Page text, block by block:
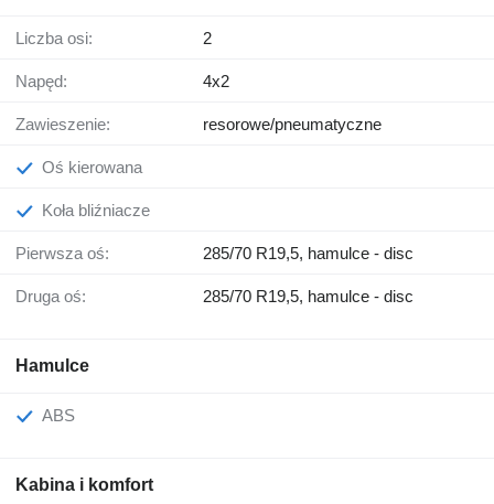
Liczba osi: 2
Napęd: 4x2
Zawieszenie: resorowe/pneumatyczne
Oś kierowana
Koła bliźniacze
Pierwsza oś: 285/70 R19,5, hamulce - disc
Druga oś: 285/70 R19,5, hamulce - disc
Hamulce
ABS
Kabina i komfort